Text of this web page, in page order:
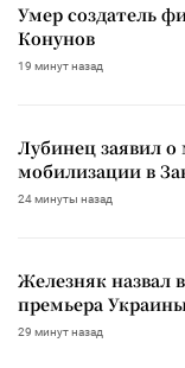
Умер создатель
Конунов
19 минут назад
Лубинец заявил
мобилизации в
24 минуты назад
Железняк назвал
премьера
29 минут назад